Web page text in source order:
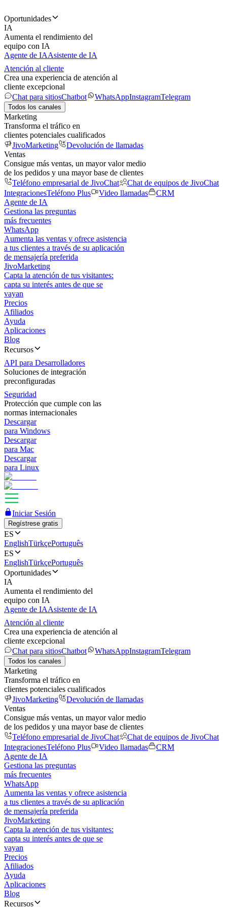
Oportunidades
IA
Aumenta el rendimiento del
equipo con IA
Agente de IAAsistente de IA
Atención al cliente
Crea una experiencia de atención al
cliente excepcional
Chat para sitiosChatbot WhatsAppInstagramTelegram
Todos los canales
Marketing
Transforma el tráfico en
clientes potenciales cualificados
JivoMarketing
Devolución de llamadas
Ventas
Consigue más ventas, un mayor valor medio
de los pedidos y una mayor base de clientes
Teléfono empresarial de JivoChat
Chat de equipos de JivoChat
IntegracionesTeléfono Plus Video llamadas
CRM
Agente de IA
Gestiona las preguntas
más frecuentes
WhatsApp
Aumenta las ventas y ofrece asistencia
a tus clientes a través de su aplicación
de mensajería preferida
JivoMarketing
Capta la atención de tus visitantes:
capta su interés antes de que se
vayan
Precios
Afiliados
Ayuda
Aplicaciones
Blog
Recursos
API para Desarrolladores
Soluciones de integración
preconfiguradas
Seguridad
Protección que cumple con las
normas internacionales
Descargar
para Windows
Descargar
para Mac
Descargar
para Linux
Iniciar Sesión
Regístrese gratis
ES
EnglishTürkçePortuguês
ES
EnglishTürkçePortuguês
Oportunidades
IA
Aumenta el rendimiento del
equipo con IA
Agente de IAAsistente de IA
Atención al cliente
Crea una experiencia de atención al
cliente excepcional
Chat para sitiosChatbot WhatsAppInstagramTelegram
Todos los canales
Marketing
Transforma el tráfico en
clientes potenciales cualificados
JivoMarketing
Devolución de llamadas
Ventas
Consigue más ventas, un mayor valor medio
de los pedidos y una mayor base de clientes
Teléfono empresarial de JivoChat
Chat de equipos de JivoChat
IntegracionesTeléfono Plus Video llamadas
CRM
Agente de IA
Gestiona las preguntas
más frecuentes
WhatsApp
Aumenta las ventas y ofrece asistencia
a tus clientes a través de su aplicación
de mensajería preferida
JivoMarketing
Capta la atención de tus visitantes:
capta su interés antes de que se
vayan
Precios
Afiliados
Ayuda
Aplicaciones
Blog
Recursos